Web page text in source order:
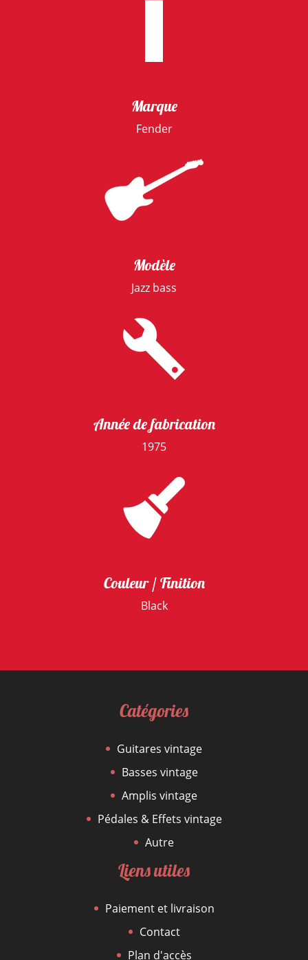
Marque
Fender
Modèle
Jazz bass
Année de fabrication
1975
Couleur / Finition
Black
Catégories
Guitares vintage
Basses vintage
Amplis vintage
Pédales & Effets vintage
Autre
Liens utiles
Paiement et livraison
Contact
Plan d'accès